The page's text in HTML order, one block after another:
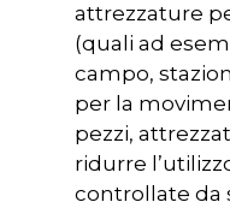
attrezzature
(quali ad
campo,
per la
pezzi,
ridurre
controllate da